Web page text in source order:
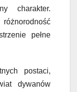
charakter.
pełne
postaci,
dywanów